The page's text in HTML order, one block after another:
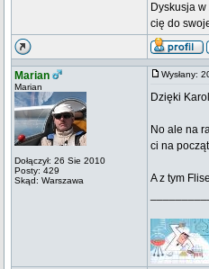
Dyskusja
cię do
Marian
Marian
Dołączył: 26 Sie 2010
Posty: 429
Skąd: Warszawa
Wysłany:
Dzięki
No ale na
ci na
A z tym